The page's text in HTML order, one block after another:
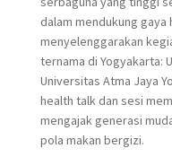
dalam mendukung
menyelenggarakan
ternama di Yogyakarta:
Universitas Atma Jaya
health talk dan sesi
mengajak generasi
pola makan bergizi.